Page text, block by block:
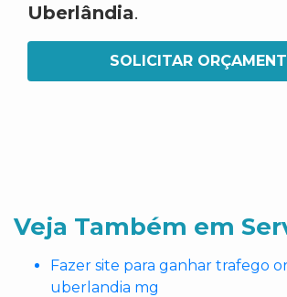
Uberlândia.
SOLICITAR
Veja Também em
Fazer site para ganhar trafego
uberlandia mg